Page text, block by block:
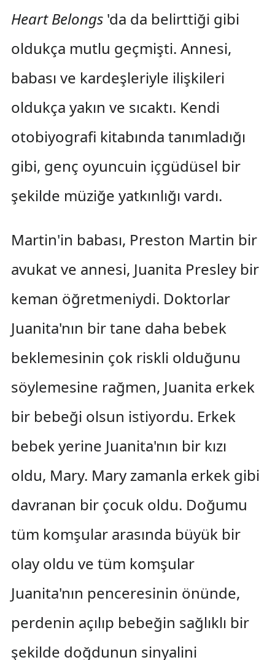
Heart Belongs'da da belirttiği gibi
oldukça mutlu geçmişti. Annesi,
babası ve kardeşleriyle ilişkileri
oldukça yakın ve sıcaktı. Kendi
otobiyografi kitabında tanımladığı
gibi, genç oyuncuin içgüdüsel bir
şekilde müziğe yatkınlığı vardı.
Martin'in babası, Preston Martin bir
avukat ve annesi, Juanita Presley bir
keman öğretmeniydi. Doktorlar
Juanita'nın bir tane daha bebek
beklemesinin çok riskli olduğunu
söylemesine rağmen, Juanita erkek
bir bebeği olsun istiyordu. Erkek
bebek yerine Juanita'nın bir kızı
oldu, Mary. Mary zamanla erkek gibi
davranan bir çocuk oldu. Doğumu
tüm komşular arasında büyük bir
olay oldu ve tüm komşular
Juanita'nın penceresinin önünde,
perdenin açılıp bebeğin sağlıklı bir
şekilde doğdunun sinyalini